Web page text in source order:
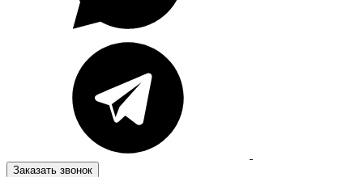
Заказать звонок